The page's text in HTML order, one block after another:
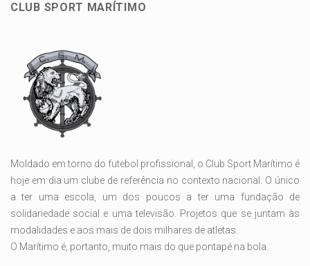
CLUB SPORT MARÍTIMO
Moldado em torno do futebol profissional, o Club Sport Marítimo é
hoje em dia um clube de referência no contexto nacional. O único
a ter uma escola, um dos poucos a ter uma fundação de
solidariedade social e uma televisão. Projetos que se juntam às
modalidades e aos mais de dois milhares de atletas.
O Marítimo é, portanto, muito mais do que pontapé na bola.